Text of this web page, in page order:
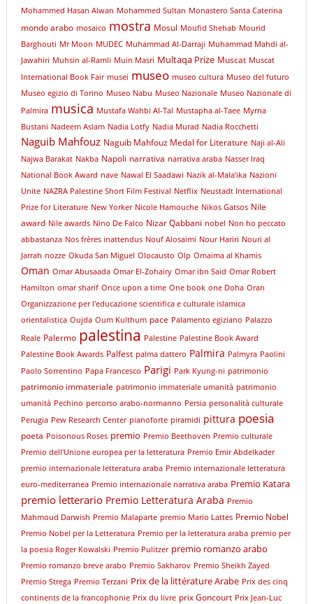
Mohammed Hasan Alwan Mohammed Sultan Monastero Santa Caterina
mondo arabo mosaico mostra Mosul Moufid Shehab Mourid
Barghouti Mr Moon MUDEC Muhammad Al-Darraji Muhammad Mahdi al-
Jawahiri Muhsin al-Ramli Muin Masri Multaqa Prize Muscat Muscat
International Book Fair musei museo museo cultura Museo del futuro
Museo egizio di Torino Museo Nabu Museo Nazionale Museo Nazionale di
Palmira musica Mustafa Wahbi Al-Tal Mustapha al-Taee Myrna
Bustani Nadeem Aslam Nadia Lotfy Nadia Murad Nadia Rocchetti
Naguib Mahfouz Naguib Mahfouz Medal for Literature Naji al-Ali
Najwa Barakat Nakba Napoli narrativa narrativa araba Nasser Iraq
National Book Award nave Nawal El Saadawi Nazik al-Mala’ika Nazioni
Unite NAZRA Palestine Short Film Festival Netflix Neustadt International
Prize for Literature New Yorker Nicole Hamouche Nikos Gatsos Nile
award Nile awards Nino De Falco Nizar Qabbani nobel Non ho peccato
abbastanza Nos frères inattendus Nouf Alosaimi Nour Hariri Nouri al
Jarrah nozze Okuda San Miguel Olocausto Olp Omaima al Khamis
Oman Omar Abusaada Omar El-Zohairy Omar ibn Said Omar Robert
Hamilton omar sharif Once upon a time One book one Doha Oran
Organizzazione per l'educazione scientifica e culturale islamica
orientalistica Oujda Oum Kulthum pace Palamento egiziano Palazzo
Reale Palermo palestina Palestine Palestine Book Award
Palestine Book Awards Palfest palma dattero Palmira Palmyra Paolini
Paolo Sorrentino Papa Francesco Parigi Park Kyung-ni patrimonio
patrimonio immateriale patrimonio immateriale umanità patrimonio
umanità Pechino percorso arabo-normanno Persia personalità culturale
Perugia Pew Research Center pianoforte piramidi pittura poesia
poeta Poisonous Roses premio Premio Beethoven Premio culturale
Premio dell'Unione europea per la letteratura Premio Emir Abdelkader
premio internazionale letteratura araba Premio internazionale letteratura
euro-mediterranea Premio internazionale narrativa araba Premio Katara
premio letterario Premio Letteratura Araba Premio
Mahmoud Darwish Premio Malaparte premio Mario Lattes Premio Nobel
Premio Nobel per la Letteratura Premio per la letteratura araba premio per
la poesia Roger Kowalski Premio Pulitzer premio romanzo arabo
Premio romanzo breve arabo Premio Sakharov Premio Sheikh Zayed
Premio Strega Premio Terzani Prix de la littérature Arabe Prix des cinq
continents de la francophonie Prix du livre prix Goncourt Prix Jean-Luc